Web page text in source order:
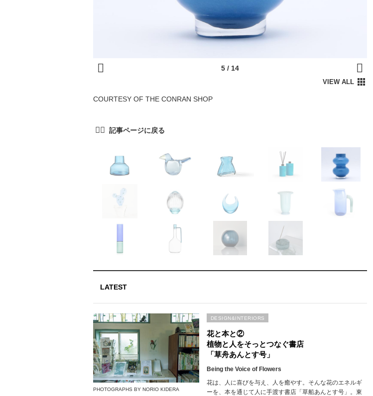
COURTESY OF THE CONRAN SHOP
LATEST
PHOTOGRAPHS BY NORIO KIDERA
花と本と②
植物と人をそっとつなぐ書店
「草舟あんとす号」
Being the Voice of Flowers
花は、人に喜びを与え、人を癒やす。そんな花のエネルギ
ーを、本を通じて人に手渡す書店「草船あんとす号」。東
DESIGN&INTERIORS